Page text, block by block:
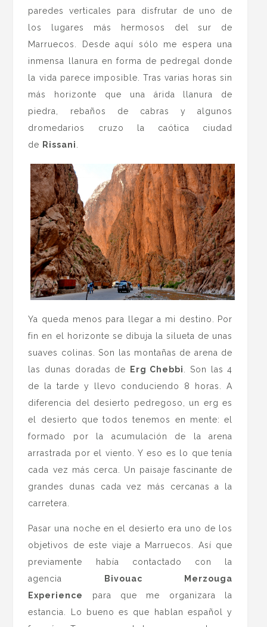
paredes verticales para disfrutar de uno de
los lugares más hermosos del sur de
Marruecos. Desde aquí sólo me espera una
inmensa llanura en forma de pedregal donde
la vida parece imposible. Tras varias horas sin
más horizonte que una árida llanura de
piedra, rebaños de cabras y algunos
dromedarios cruzo la caótica ciudad
de Rissani
Ya queda menos para llegar a mi destino. Por
fin en el horizonte se dibuja la silueta de unas
suaves colinas. Son las montañas de arena de
las dunas doradas de
Erg Chebbi. Son las 4
de la tarde y llevo conduciendo 8 horas. A
diferencia del desierto pedregoso, un erg es
el desierto que todos tenemos en mente: el
formado por la acumulación de la arena
arrastrada por el viento. Y eso es lo que tenía
cada vez más cerca. Un paisaje fascinante de
grandes dunas cada vez más cercanas a la
carretera.
Pasar una noche en el desierto era uno de los
objetivos de este viaje a Marruecos. Así que
previamente había contactado con la
agencia
Bivouac Merzouga
Experience
para que me organizara la
estancia. Lo bueno es que hablan español y